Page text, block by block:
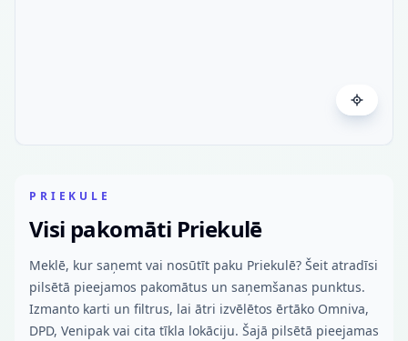
PRIEKULE
Visi pakomāti Priekulē
Meklē, kur saņemt vai nosūtīt paku Priekulē? Šeit atradīsi
pilsētā pieejamos pakomātus un saņemšanas punktus.
Izmanto karti un filtrus, lai ātri izvēlētos ērtāko Omniva,
DPD, Venipak vai cita tīkla lokāciju. Šajā pilsētā pieejamas